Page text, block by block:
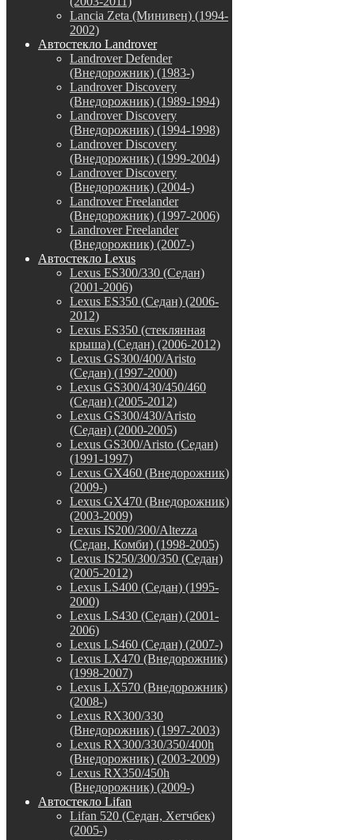
Lancia Zeta (Минивен) (1994-
2002)
Автостекло Landrover
Landrover Defender
(Внедорожник) (1983-)
Landrover Discovery
(Внедорожник) (1989-1994)
Landrover Discovery
(Внедорожник) (1994-1998)
Landrover Discovery
(Внедорожник) (1999-2004)
Landrover Discovery
(Внедорожник) (2004-)
Landrover Freelander
(Внедорожник) (1997-2006)
Landrover Freelander
(Внедорожник) (2007-)
Автостекло Lexus
Lexus ES300/330 (Седан)
(2001-2006)
Lexus ES350 (Седан) (2006-
2012)
Lexus ES350 (стеклянная
крыша) (Седан) (2006-2012)
Lexus GS300/400/Aristo
(Седан) (1997-2000)
Lexus GS300/430/450/460
(Седан) (2005-2012)
Lexus GS300/430/Aristo
(Седан) (2000-2005)
Lexus GS300/Aristo (Седан)
(1991-1997)
Lexus GX460 (Внедорожник)
(2009-)
Lexus GX470 (Внедорожник)
(2003-2009)
Lexus IS200/300/Altezza
(Седан, Комби) (1998-2005)
Lexus IS250/300/350 (Седан)
(2005-2012)
Lexus LS400 (Седан) (1995-
2000)
Lexus LS430 (Седан) (2001-
2006)
Lexus LS460 (Седан) (2007-)
Lexus LX470 (Внедорожник)
(1998-2007)
Lexus LX570 (Внедорожник)
(2008-)
Lexus RX300/330
(Внедорожник) (1997-2003)
Lexus RX300/330/350/400h
(Внедорожник) (2003-2009)
Lexus RX350/450h
(Внедорожник) (2009-)
Автостекло Lifan
Lifan 520 (Седан, Хетчбек)
(2005-)